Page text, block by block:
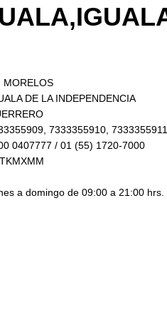
MORELOS
DE LA INDEPENDENCIA
7333355910,
0407777 / 01 (55) 1720-7000
a domingo de 09:00 a 21:00 hrs.